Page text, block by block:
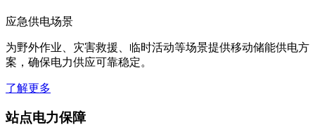
应急供电场景
为野外作业、灾害救援、临时活动等场景提供移动储能供电方
案，确保电力供应可靠稳定。
了解更多
站点电力保障